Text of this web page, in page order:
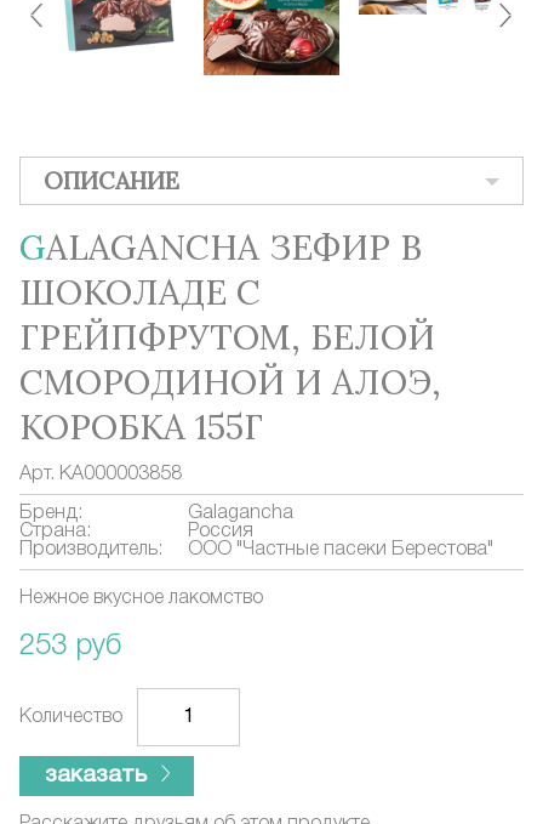
ОПИСАНИЕ
GALAGANCHA ЗЕФИР В
ШОКОЛАДЕ С
ГРЕЙПФРУТОМ, БЕЛОЙ
СМОРОДИНОЙ И АЛОЭ,
КОРОБКА 155Г
Арт. КА000003858
Бренд:
Galagancha
Страна:
Россия
Производитель:
ООО "Частные пасеки Берестова"
Нежное вкусное лакомство
253 руб
Количество
заказать